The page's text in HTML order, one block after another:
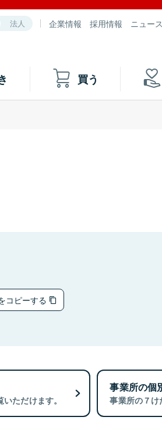
法人 企業情報 採用情報 ニュー
買う
コピーする
ただけます。
事業所の個
事業所の７け